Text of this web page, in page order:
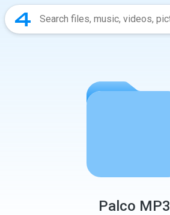
Palco MP3